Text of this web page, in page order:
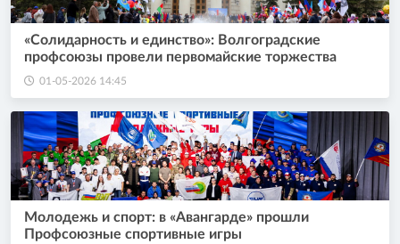
«Солидарность и единство»: Волгоградские
профсоюзы провели первомайские торжества
01-05-2026 14:45
Молодежь и спорт: в «Авангарде» прошли
Профсоюзные спортивные игры